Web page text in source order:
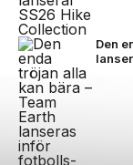
Den